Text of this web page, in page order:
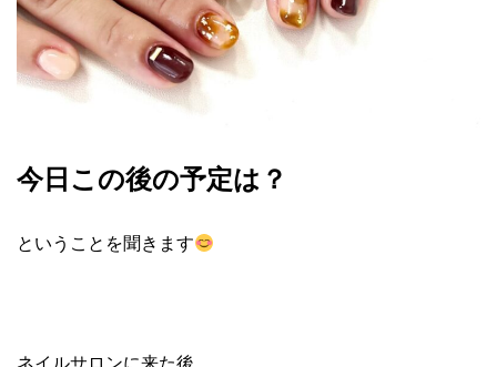
今日この後の予定は？
ということを聞きます